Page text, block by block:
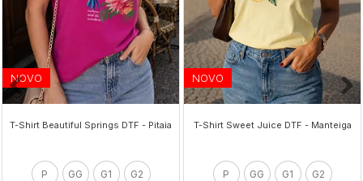
NOVO
T-Shirt Beautiful Springs DTF - Pitaia
P GG G1 G2
NOVO
T-Shirt Sweet Juice DTF - Manteiga
P GG G1 G2